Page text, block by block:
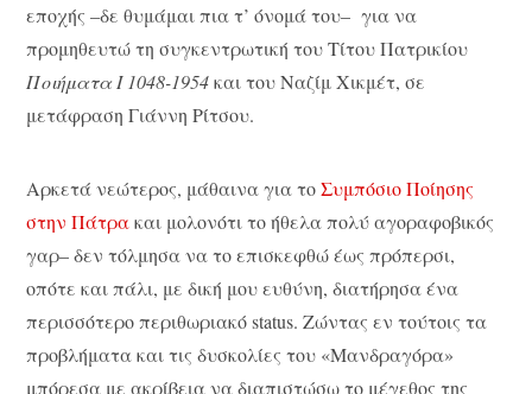
εποχής –δε θυμάμαι πια τ’ όνομά του– για να
προμηθευτώ τη συγκεντρωτική του Τίτου Πατρικίου
Ποιήματα Ι 1048-1954και του Ναζίμ Χικμέτ, σε
μετάφραση Γιάννη Ρίτσου.
Αρκετά νεώτερος, μάθαινα για τοΣυμπόσιο Ποίησης
στην Πάτρακαι μολονότι το ήθελα πολύ αγοραφοβικός
γαρ– δεν τόλμησα να το επισκεφθώ έως πρόπερσι,
οπότε και πάλι, με δική μου ευθύνη, διατήρησα ένα
περισσότερο περιθωριακό status. Ζώντας εν τούτοις τα
προβλήματα και τις δυσκολίες του «Μανδραγόρα»
μπόρεσα με ακρίβεια να διαπιστώσω το μέγεθος της